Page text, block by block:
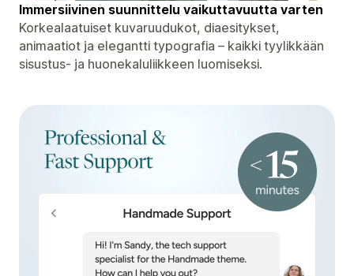
Immersiivinen suunnittelu vaikuttavuutta varten
Korkealaatuiset kuvaruudukot, diaesitykset,
animaatiot ja elegantti typografia – kaikki tyylikkään
sisustus- ja huonekaluliikkeen luomiseksi.